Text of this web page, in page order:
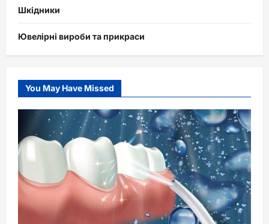
Шкідники
Ювелірні вироби та прикраси
You May Have Missed